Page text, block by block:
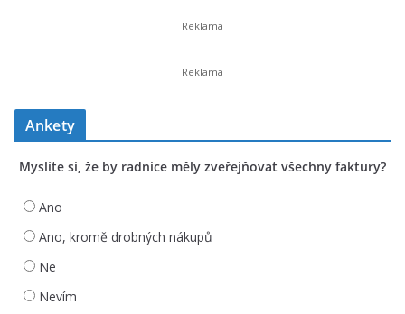
Ankety
Myslíte si, že by radnice měly zveřejňovat všechny faktury?
Ano
Ano, kromě drobných nákupů
Ne
Nevím